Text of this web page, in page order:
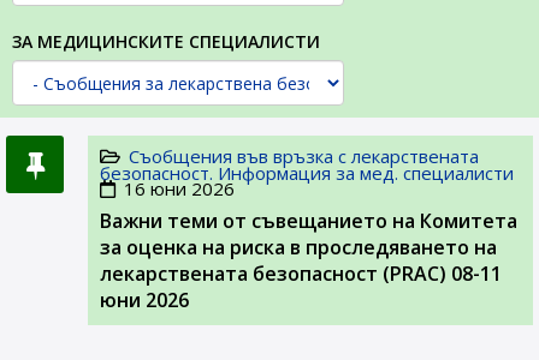
ЗА МЕДИЦИНСКИТЕ СПЕЦИАЛИСТИ
Съобщения във връзка с лекарствената
безопасност. Информация за мед. специалисти
16 юни 2026
Важни теми от съвещанието на Комитета
за оценка на риска в проследяването на
лекарствената безопасност (PRAC) 08-11
юни 2026